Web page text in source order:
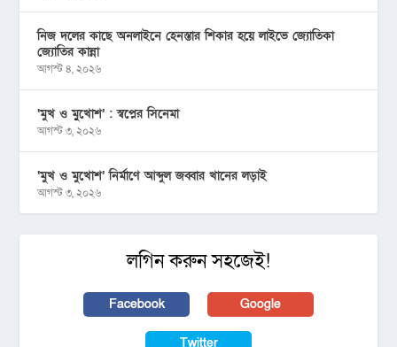
নিজ দলের কাছে অনলাইনে হেনস্তার শিকার হয়ে লাইভে জ্যোতিকা
জ্যোতির কান্না
আগস্ট ৪, ২০২৬
‘মুখ ও মু্খোশ’ : স্বপ্নের সিনেমা
আগস্ট ৩, ২০২৬
‘মুখ ও মুখোশ’ নির্মাণে আব্দুল জব্বার খানের লড়াই
আগস্ট ৩, ২০২৬
লগিন করুন সহজেই!
Facebook Google
Twitter